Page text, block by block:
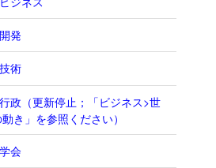
開発
技術
行政（更新停止；「ビジネス>世
き」を参照ください）
学会